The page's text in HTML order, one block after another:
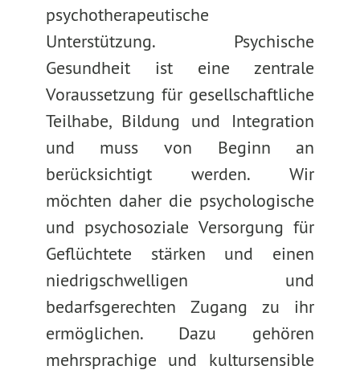
psychotherapeutische
Unterstützung. Psychische
Gesundheit ist eine zentrale
Voraussetzung für gesellschaftliche
Teilhabe, Bildung und Integration
und muss von Beginn an
berücksichtigt werden. Wir
möchten daher die psychologische
und psychosoziale Versorgung für
Geflüchtete stärken und einen
niedrigschwelligen und
bedarfsgerechten Zugang zu ihr
ermöglichen. Dazu gehören
mehrsprachige und kultursensible